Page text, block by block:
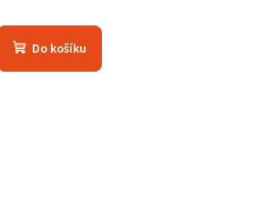
hodnocení
produktu
Do košíku